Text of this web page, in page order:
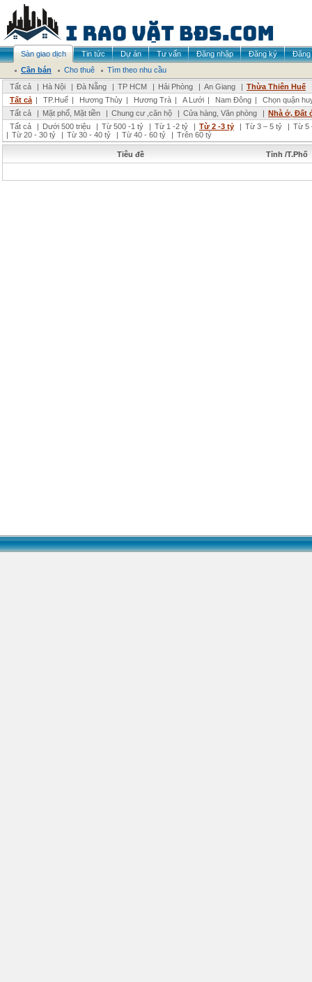
Sàn giao dịch Tin tức Dự án Tư vấn Đăng nhập Đăng ký
Đăng
Cần bán
Cho thuê
Tìm theo nhu cầu
Tất cả
| Hà Nội | Đà Nẵng | TP HCM | Hải Phòng | An Giang | Thừa Thiên Huế
Tất cả | TP.Huế | Hương Thủy | Hương Trà | A Lưới | Nam Đông |
Chọn quận
Tất cả
| Mặt phố, Mặt tiền | Chung cư ,căn hộ | Cửa hàng, Văn phòng | Nhà ở, Đất
Tất cả
| Dưới 500 triệu | Từ 500 -1 tỷ | Từ 1 -2 tỷ | Từ 2 -3 tỷ | Từ 3 – 5 tỷ | Từ 5
| Từ 20 - 30 tỷ | Từ 30 - 40 tỷ | Từ 40 - 60 tỷ | Trên 60 tỷ
Tiêu đề Tỉnh /T.Phố